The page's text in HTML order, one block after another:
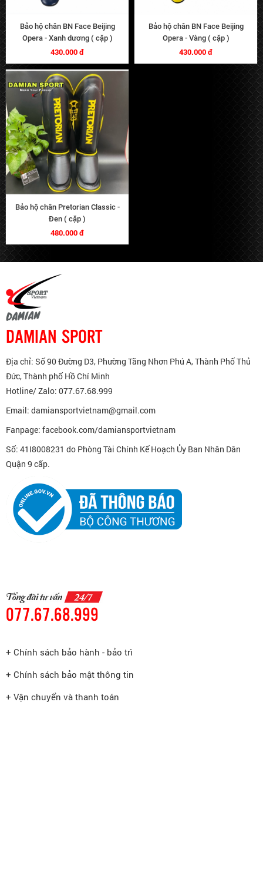
Bảo hộ chân BN Face Beijing
Opera - Xanh dương ( cặp )
430.000 đ
Bảo hộ chân BN Face Beijing
Opera - Vàng ( cặp )
430.000 đ
Bảo hộ chân Pretorian Classic -
Đen ( cặp )
480.000 đ
DAMIAN SPORT
Địa chỉ: Số 90 Đường D3, Phường Tăng Nhơn Phú A, Thành Phố Thủ
Đức, Thành phố Hồ Chí Minh
Hotline/ Zalo: 077.67.68.999
Email: damiansportvietnam@gmail.com
Fanpage: facebook.com/damiansportvietnam
Số: 41I8008231 do Phòng Tài Chính Kế Hoạch Ủy Ban Nhân Dân
Quận 9 cấp.
077.67.68.999
+ Chính sách bảo hành - bảo trì
+ Chính sách bảo mật thông tin
+ Vận chuyển và thanh toán